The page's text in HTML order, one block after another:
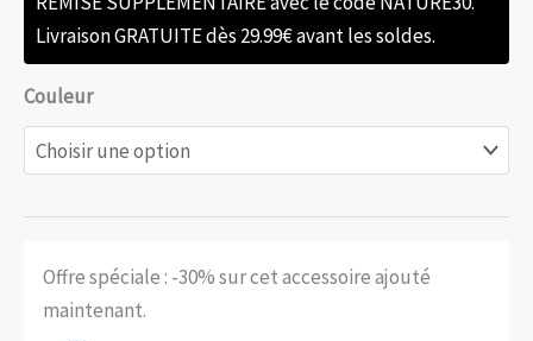
Livraison GRATUITE dès 29.99€ avant les soldes.
Couleur
Offre spéciale : -30% sur cet accessoire ajouté
maintenant.